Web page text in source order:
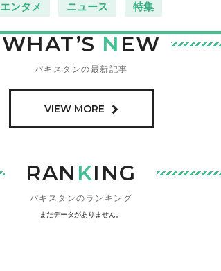
エンタメ ニュース 特集
WHAT’S N EW
パキスタンの最新記事
VIEW MORE
RAN KING
パキスタンのランキング
まだデータがありません。